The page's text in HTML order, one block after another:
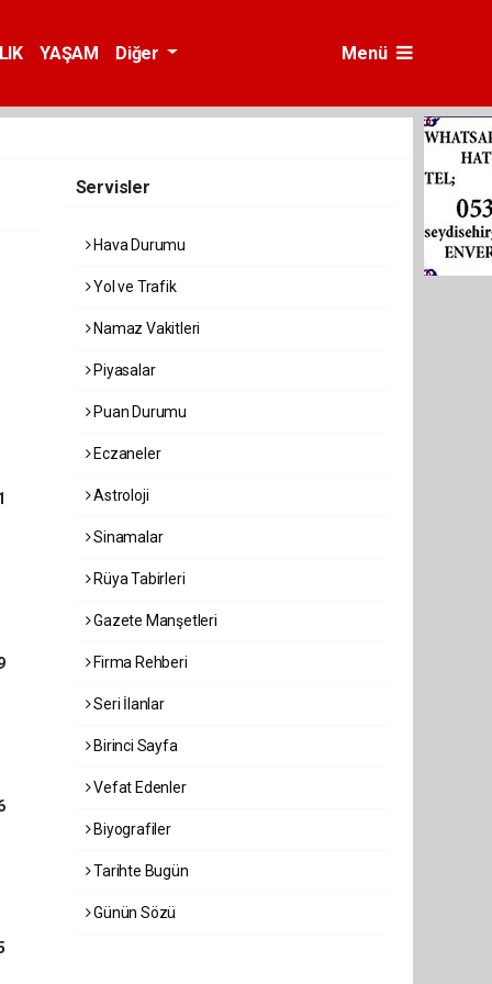
YAŞAM Diğer Menü
Servisler
Hava Durumu
Yol ve Trafik
Namaz Vakitleri
Piyasalar
Puan Durumu
Eczaneler
Astroloji
Sinamalar
Rüya Tabirleri
Gazete Manşetleri
Firma Rehberi
Seri İlanlar
Birinci Sayfa
Vefat Edenler
Biyografiler
Tarihte Bugün
Günün Sözü